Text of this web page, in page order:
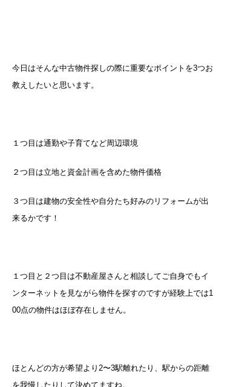
今日はそんな中古物件探しの際に重要なポイントを3つお
教えしたいと思います。
１つ目は通勤や子育てなど周辺環境
２つ目は立地と資金計画を含めた物件価格
３つ目は建物の安全性や自分たち好みのリフォームが出
来るかです！
１つ目と２つ目は不動産屋さんと相談してご自身でもイ
ンターネットを見ながら物件を探すのですが経験上では1
00点の物件はほぼ存在しません。
ほとんどの方が希望より2〜3駅離れたり、駅からの距離
を我慢したりして決めてますね。